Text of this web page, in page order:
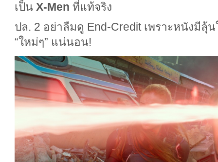
เป็น X-Men ที่แท้จริง
ปล. 2 อย่าลืมดู End-Credit เพราะหนังมีลุ้น
“ใหม่ๆ” แน่นอน!